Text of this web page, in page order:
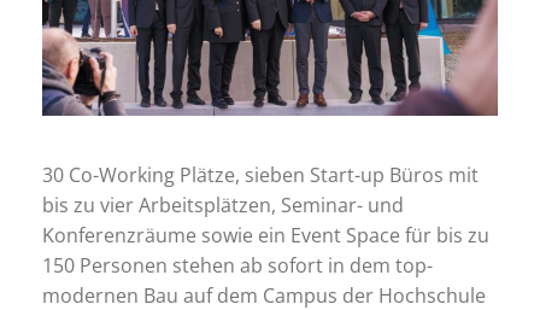
30 Co-Working Plätze, sieben Start-up Büros mit
bis zu vier Arbeitsplätzen, Seminar- und
Konferenzräume sowie ein Event Space für bis zu
150 Personen stehen ab sofort in dem top-
modernen Bau auf dem Campus der Hochschule